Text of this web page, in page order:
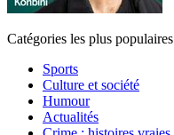
Catégories les plus populaires
Sports
Culture et société
Humour
Actualités